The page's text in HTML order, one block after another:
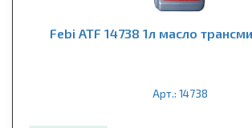
Febi ATF 14738 1л масло
Арт.: 14738